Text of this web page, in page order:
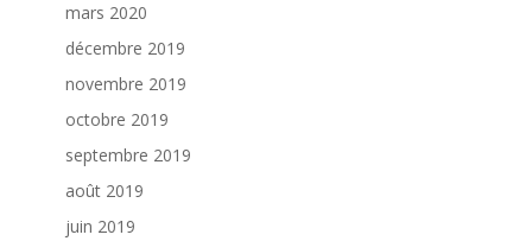
mars 2020
décembre 2019
novembre 2019
octobre 2019
septembre 2019
août 2019
juin 2019